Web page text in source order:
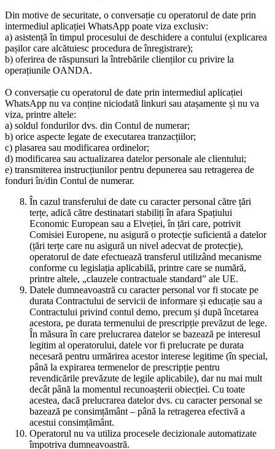
Din motive de securitate, o conversație cu operatorul de date prin
intermediul aplicației WhatsApp poate viza exclusiv:
a) asistență în timpul procesului de deschidere a contului (explicarea
pașilor care alcătuiesc procedura de înregistrare);
b) oferirea de răspunsuri la întrebările clienților cu privire la
operațiunile OANDA.
O conversație cu operatorul de date prin intermediul aplicației
WhatsApp nu va conține niciodată linkuri sau atașamente și nu va
viza, printre altele:
a) soldul fondurilor dvs. din Contul de numerar;
b) orice aspecte legate de executarea tranzacțiilor;
c) plasarea sau modificarea ordinelor;
d) modificarea sau actualizarea datelor personale ale clientului;
e) transmiterea instrucțiunilor pentru depunerea sau retragerea de
fonduri în/din Contul de numerar.
În cazul transferului de date cu caracter personal către țări
terțe, adică către destinatari stabiliți în afara Spațiului
Economic European sau a Elveției, în țări care, potrivit
Comisiei Europene, nu asigură o protecție suficientă a datelor
(țări terțe care nu asigură un nivel adecvat de protecție),
operatorul de date efectuează transferul utilizând mecanisme
conforme cu legislația aplicabilă, printre care se numără,
printre altele, „clauzele contractuale standard” ale UE.
Datele dumneavoastră cu caracter personal vor fi stocate pe
durata Contractului de servicii de informare și educație sau a
Contractului privind contul demo, precum și după încetarea
acestora, pe durata termenului de prescripție prevăzut de lege.
În măsura în care prelucrarea datelor se bazează pe interesul
legitim al operatorului, datele vor fi prelucrate pe durata
necesară pentru urmărirea acestor interese legitime (în special,
până la expirarea termenelor de prescripție pentru
revendicările prevăzute de legile aplicabile), dar nu mai mult
decât până la momentul recunoașterii obiecției. Cu toate
acestea, dacă prelucrarea datelor dvs. cu caracter personal se
bazează pe consimțământ – până la retragerea efectivă a
acestui consimțământ.
Operatorul nu va utiliza procesele decizionale automatizate
împotriva dumneavoastră.